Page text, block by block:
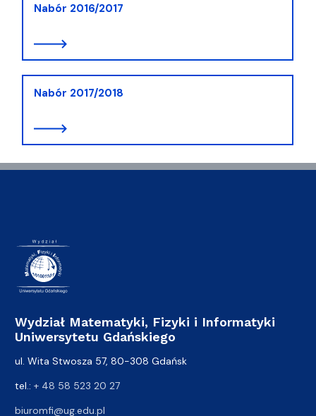
Nabór 2016/2017
Nabór 2017/2018
Wydział Matematyki, Fizyki i Informatyki
Uniwersytetu Gdańskiego
ul. Wita Stwosza 57, 80-308 Gdańsk
tel.: + 48 58 523 20 27
biuromfi@ug.edu.pl